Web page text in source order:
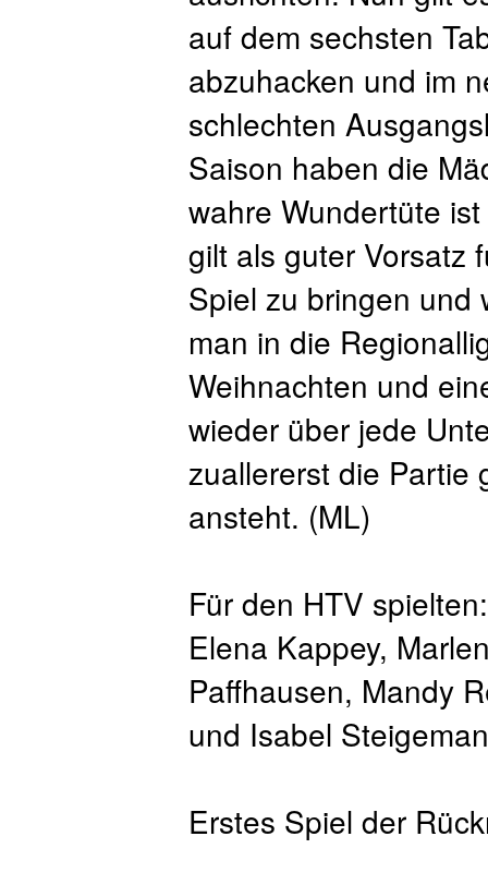
auf dem sechsten
abzuhacken und im
schlechten
Saison haben die
wahre Wundertüte
gilt als guter Vorsatz
Spiel zu bringen und
man in die
Weihnachten und
wieder über jede
zuallererst die Partie
ansteht. (ML)
Für den HTV
Elena Kappey,
Paffhausen, Mandy
und Isabel
Erstes Spiel der